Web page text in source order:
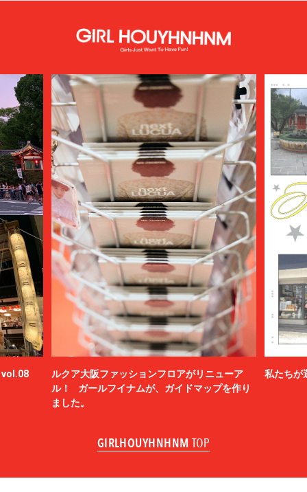
vol.08
ルクア大阪ファッションフロアがリニューア
ル！ ガールフイナムが、ガイドマップを作り
ました。
私たちが
GIRLHOUYHNHNM TOP